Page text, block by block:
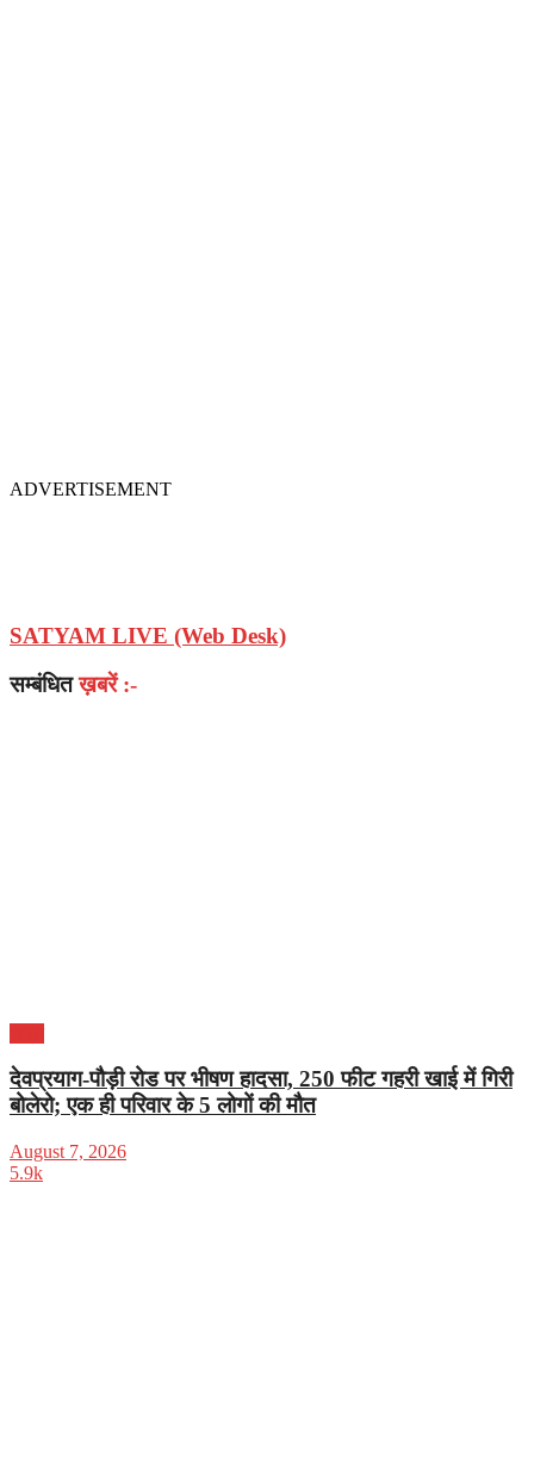
ADVERTISEMENT
SATYAM LIVE (Web Desk)
सम्बंधितख़बरें :-
देवप्रयाग-पौड़ी रोड पर भीषण हादसा, 250 फीट गहरी खाई में गिरी
बोलेरो; एक ही परिवार के 5 लोगों की मौत
August 7, 2026
5.9k